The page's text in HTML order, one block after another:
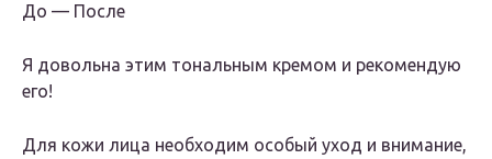
До — После
Я довольна этим тональным кремом и рекомендую
его!
Для кожи лица необходим особый уход и внимание,